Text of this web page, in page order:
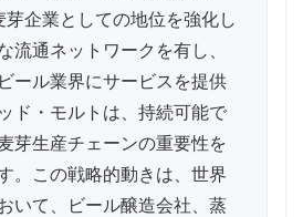
芽企業としての地位を強化し
流通ネットワークを有し、
ール業界にサービスを提供
ド・モルトは、持続可能で
芽生産チェーンの重要性を
。この戦略的動きは、世界
いて、ビール醸造会社、蒸